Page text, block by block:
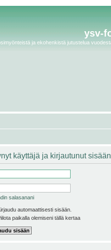
ysv-
ja ekohenkistä jutustelua
käyttäjä ja kirjautunut
salasanani
automaattisesti sisään.
paikalla olemiseni tällä kertaa